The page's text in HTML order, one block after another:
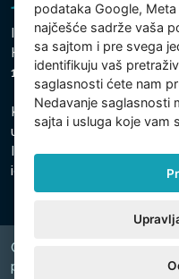
Intex Trading, s.r.o.
Hradecká 2526/3
130 00 Prag 3 - Češka
Kompanija je upisana kod
ulozak 74759
Identifikacioni broj
identifikacioni broj:
Copyright © 2026 INTEX
právavyhrazena.
podataka Google,
najčešće sadrže vaša
sa sajtom i pre svega
identifikuju vaš
saglasnosti ćete nam
Nedavanje saglasnosti
sajta i usluga koje vam